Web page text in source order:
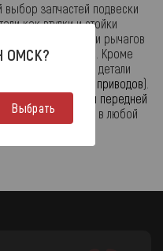
запчастей подвески
как втулки и стойки
и сайлентблоки рычагов
в нашем магазине. Кроме
России. Часто детали
системы и приводов).
купить
запчасти передней
и заказать доставку в любой
ОМСК?
Выбрать